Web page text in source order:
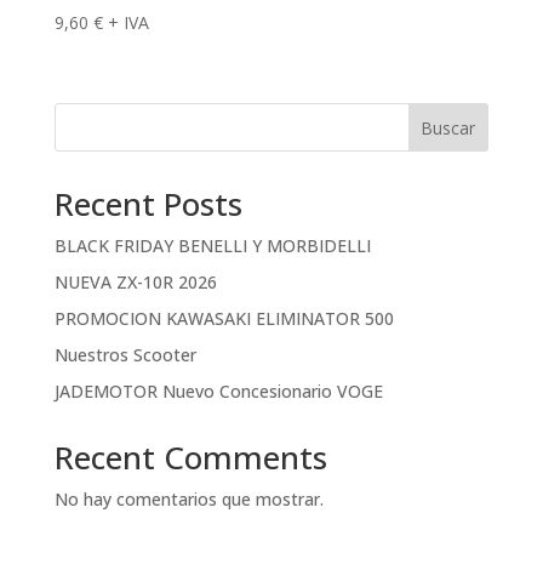
9,60 € + IVA
Buscar
Recent Posts
BLACK FRIDAY BENELLI Y MORBIDELLI
NUEVA ZX-10R 2026
PROMOCION KAWASAKI ELIMINATOR 500
Nuestros Scooter
JADEMOTOR Nuevo Concesionario VOGE
Recent Comments
No hay comentarios que mostrar.